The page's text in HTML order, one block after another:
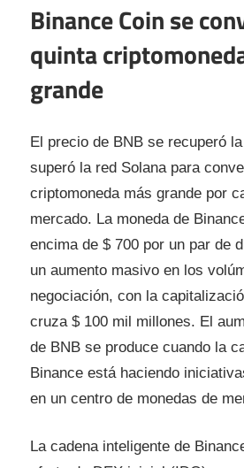
Binance Coin se
quinta
grande
El precio de BNB se recuperó
superó la red Solana para
criptomoneda más grande por
mercado. La moneda de
encima de $ 700 por un par de
un aumento masivo en los
negociación, con la
cruza $ 100 mil millones. El
de BNB se produce cuando la
Binance está haciendo
en un centro de monedas de
La cadena inteligente de